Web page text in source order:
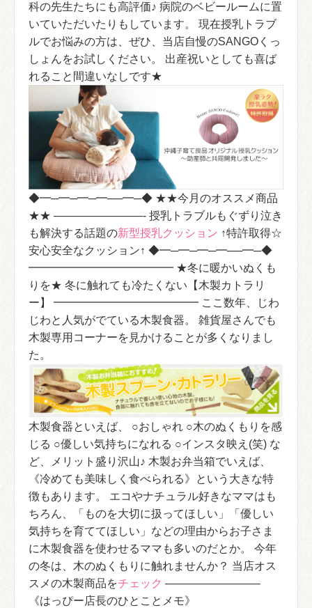
科の先生たちにも高評価♪ 病院のベビールームに置
いていただいたりもしています。 現在授乳トラブ
ルでお悩みの方は、ぜひ、当店自慢のSANGOくっ
しょんをお試しください。 出産祝いとしても喜ば
れること間違いなしです★
◆━─━─━─━──━─◆ ★★今月のオススメ商品
★★ ————————- 授乳トラブルもぐずり泣き
も解決する話題の新型授乳クッション ↑特許取得☆
安心安全なクッション↑ ◆━─━─━─━──━─◆
━━━━━━━━━━━━━ ★冬に暖かいぬくも
りを★ 冬に触れても冷たくない【木製カトラリ
ー】 ━━━━━━━━━━━━━ ここ数年、じわ
じわと人気がでている木製食器。 雑貨屋さんでも
木製専用コーナーを見かけることが多くなりまし
た。
木製食器といえば、 ○おしゃれ ○木のぬくもりを感
じる ○優しい気持ちになれる ○インスタ映え(笑) な
ど、メリット盛り沢山♪ 木製お弁当箱でいえば、
《冷めても美味しく食べられる》という大きな特
徴もあります。 エコやナチュラル好きなママはも
ちろん、「ものを大切に扱ってほしい」「優しい
気持ちを育ててほしい」などの理由からお子さま
に木製食器を使わせるママも多いのだとか。 今年
の冬は、木のぬくもりに触れませんか？ 当店オス
スメの木製商品をチェック ————————–
《はっぴー店長のひとことメモ》